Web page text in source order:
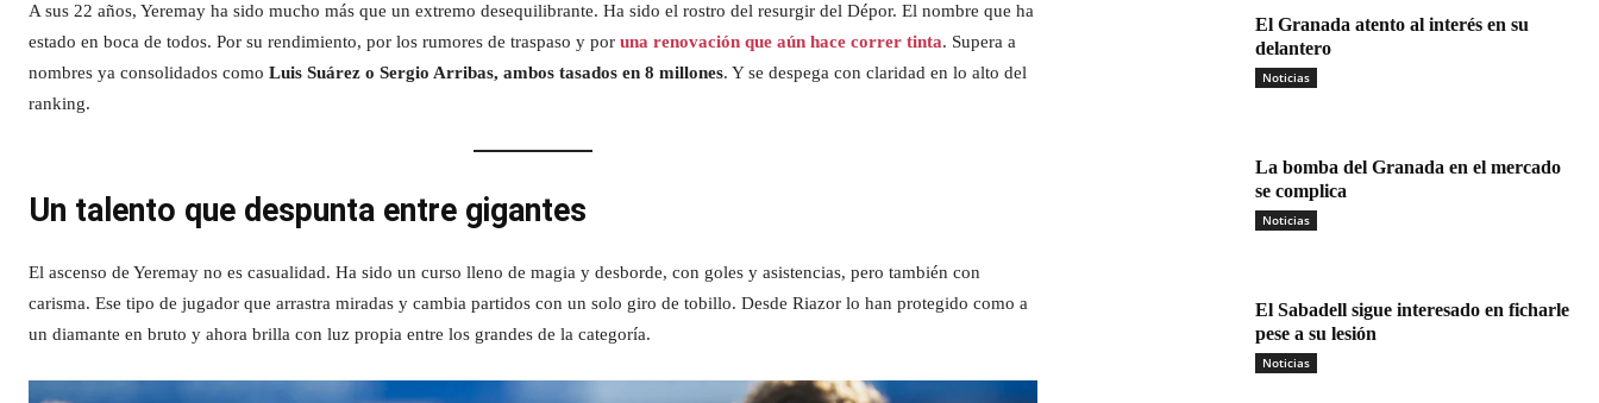
A sus 22 años, Yeremay ha sido mucho más que un extremo desequilibrante. Ha sido el rostro del resurgir del Dépor. El nombre que ha
estado en boca de todos. Por su rendimiento, por los rumores de traspaso y por una renovación que aún hace correr tinta. Supera a
nombres ya consolidados como Luis Suárez o Sergio Arribas, ambos tasados en 8 millones. Y se despega con claridad en lo alto del
ranking.
Un talento que despunta entre gigantes
El ascenso de Yeremay no es casualidad. Ha sido un curso lleno de magia y desborde, con goles y asistencias, pero también con
carisma. Ese tipo de jugador que arrastra miradas y cambia partidos con un solo giro de tobillo. Desde Riazor lo han protegido como a
un diamante en bruto y ahora brilla con luz propia entre los grandes de la categoría.
El Granada atento al interés en su
delantero
Noticias
La bomba del Granada en el mercado
se complica
Noticias
El Sabadell sigue interesado en ficharle
pese a su lesión
Noticias